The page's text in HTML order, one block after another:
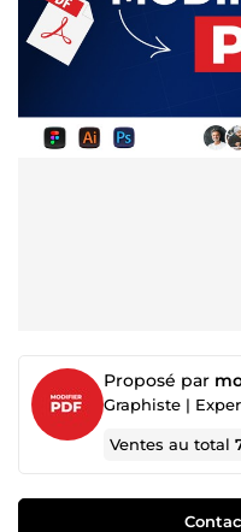
Proposé par
Graphiste |
Ventes au total